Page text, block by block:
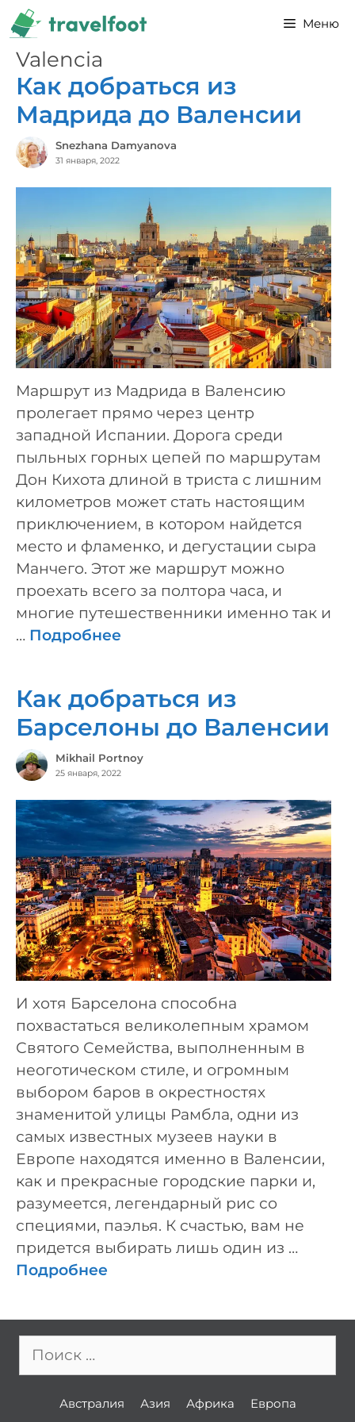
Перейти
содержимому
Меню
Valencia
Как добраться из
Мадрида до Валенсии
Snezhana Damyanova
31 января, 2022
Маршрут из Мадрида в Валенсию
пролегает прямо через центр
западной Испании. Дорога среди
пыльных горных цепей по маршрутам
Дон Кихота длиной в триста с лишним
километров может стать настоящим
приключением, в котором найдется
место и фламенко, и дегустации сыра
Манчего. Этот же маршрут можно
проехать всего за полтора часа, и
многие путешественники именно так и
… Подробнее
Как добраться из
Барселоны до Валенсии
Mikhail Portnoy
25 января, 2022
И хотя Барселона способна
похвастаться великолепным храмом
Святого Семейства, выполненным в
неоготическом стиле, и огромным
выбором баров в окрестностях
знаменитой улицы Рамбла, одни из
самых известных музеев науки в
Европе находятся именно в Валенсии,
как и прекрасные городские парки и,
разумеется, легендарный рис со
специями, паэлья. К счастью, вам не
придется выбирать лишь один из …
Подробнее
Австралия Азия Африка
Европа